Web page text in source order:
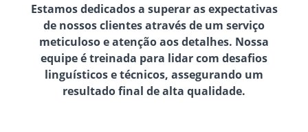
Estamos dedicados a superar as expectativas
de nossos clientes através de um serviço
meticuloso e atenção aos detalhes. Nossa
equipe é treinada para lidar com desafios
linguísticos e técnicos, assegurando um
resultado final de alta qualidade.